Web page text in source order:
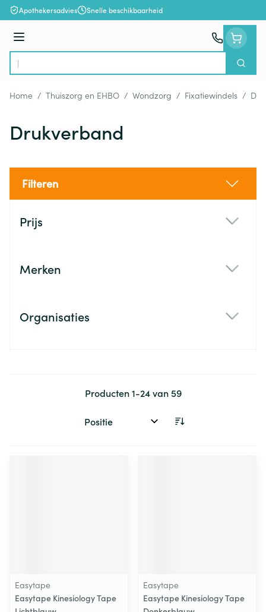
Ga naar de inhoud
Apothekersadvies Snelle beschikbaarheid
Menu
Product, merk, categorie...
Zoek
Home / Thuiszorg en EHBO / Wondzorg / Fixatiewindels /
Drukverband
Filteren
Prijs
Merken
Organisaties
Producten1-24van59
Sorteer op:
Easytape
Easytape Kinesiology Tape
Easytape
Easytape Kinesiology Tape